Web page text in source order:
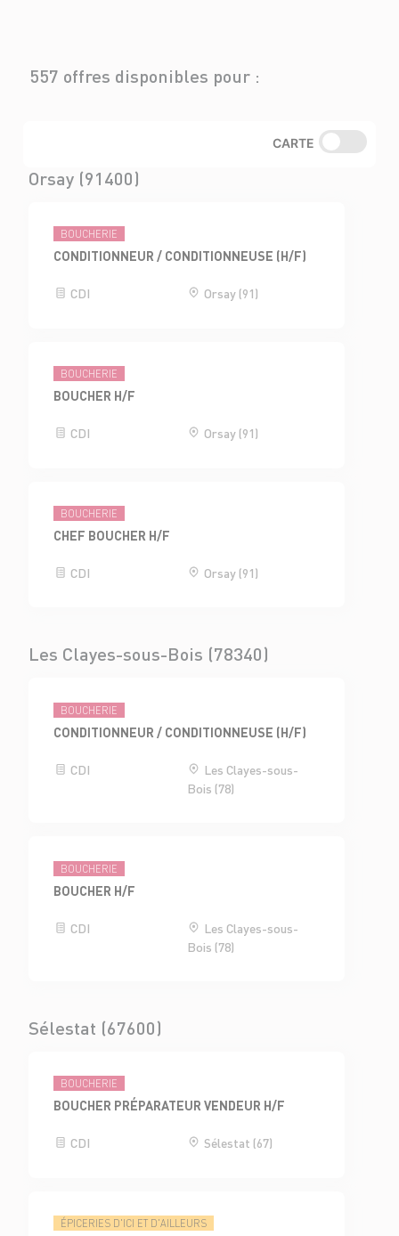
557 offres disponibles pour :
CARTE
Orsay (91400)
BOUCHERIE
CONDITIONNEUR / CONDITIONNEUSE (H/F)
CDI Orsay (91)
BOUCHERIE
BOUCHER H/F
CDI Orsay (91)
BOUCHERIE
CHEF BOUCHER H/F
CDI Orsay (91)
Les Clayes-sous-Bois (78340)
BOUCHERIE
CONDITIONNEUR / CONDITIONNEUSE (H/F)
CDI
Les Clayes-sous-
Bois (78)
BOUCHERIE
BOUCHER H/F
CDI
Les Clayes-sous-
Bois (78)
Sélestat (67600)
BOUCHERIE
BOUCHER PRÉPARATEUR VENDEUR H/F
CDI Sélestat (67)
ÉPICERIES D'ICI ET D'AILLEURS